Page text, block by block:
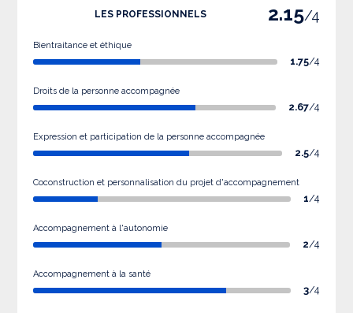
LES PROFESSIONNELS 2.15/4
Bientraitance et éthique
1.75/4
Droits de la personne accompagnée
2.67/4
Expression et participation de la personne accompagnée
2.5/4
Coconstruction et personnalisation du projet d'accompagnement
1/4
Accompagnement à l'autonomie
2/4
Accompagnement à la santé
3/4